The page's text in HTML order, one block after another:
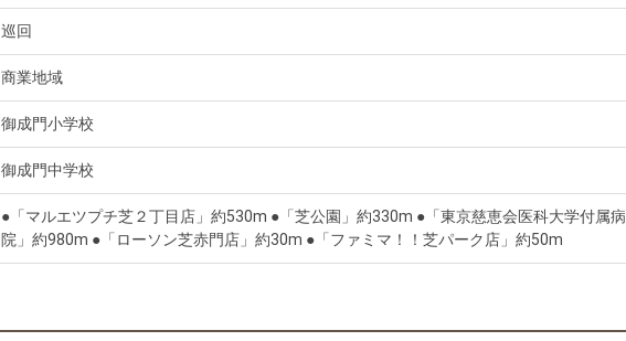
巡回
商業地域
御成門小学校
御成門中学校
●「マルエツプチ芝２丁目店」約530m ●「芝公園」約330m ●「東京慈恵会医科大学付属病
院」約980m ●「ローソン芝赤門店」約30m ●「ファミマ！！芝パーク店」約50m